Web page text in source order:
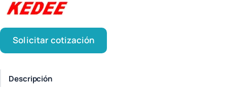
Solicitar cotización
Descripción